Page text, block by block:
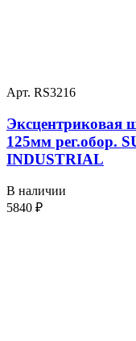
Арт. RS3216
Эксцентриковая
125мм рег.обор.
INDUSTRIAL
В наличии
5840 ₽